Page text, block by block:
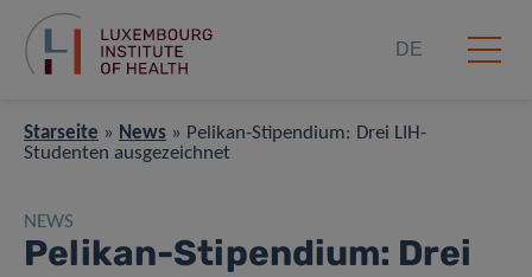
DE
Starseite » News » Pelikan-Stipendium: Drei LIH-
Studenten ausgezeichnet
NEWS
Pelikan-Stipendium: Drei